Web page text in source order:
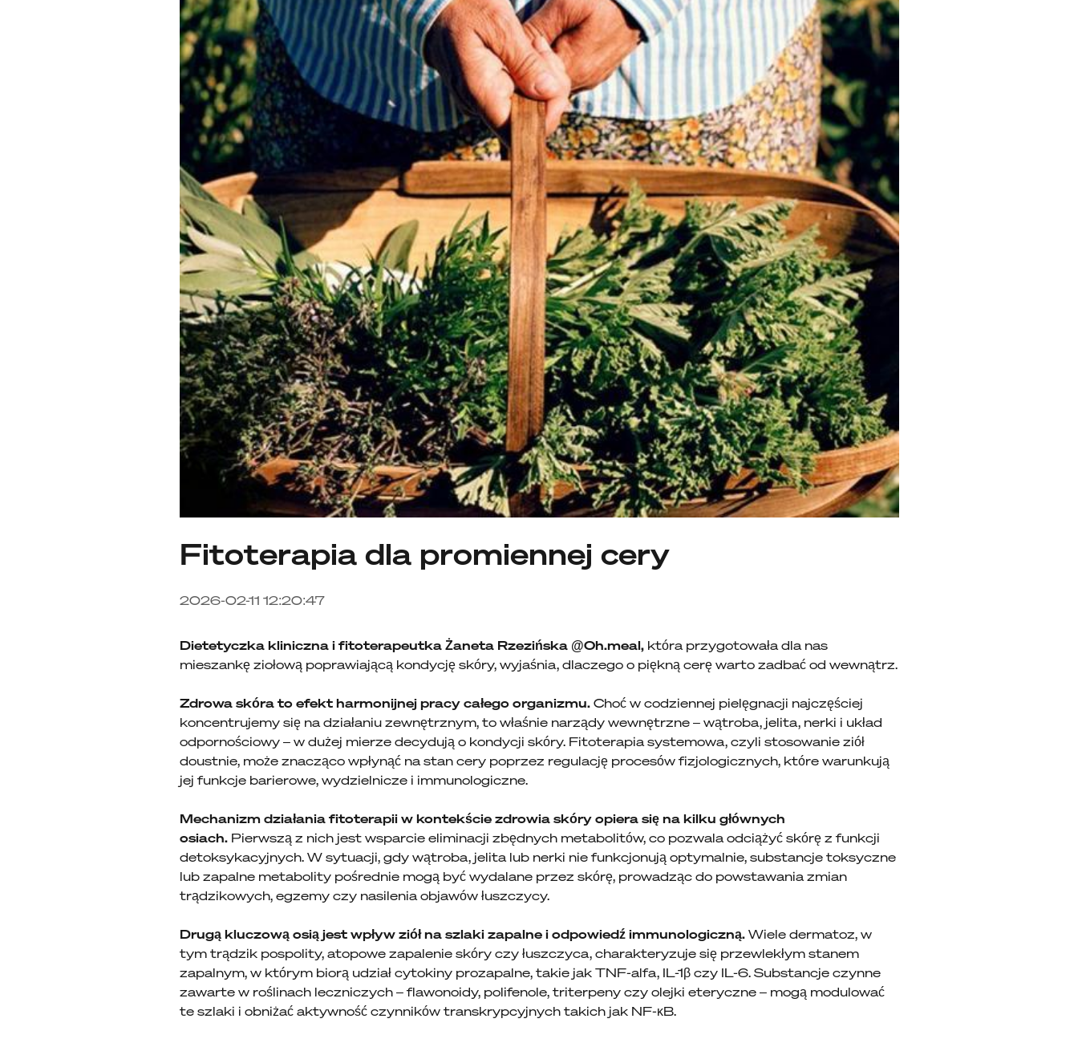
Fitoterapia dla promiennej cery
2026-02-11 12:20:47
Dietetyczka kliniczna i fitoterapeutka Żaneta Rzezińska @Oh.meal,która przygotowała dla nas
mieszankę ziołową poprawiającą kondycję skóry, wyjaśnia, dlaczego o piękną cerę warto zadbać od wewnątrz.
Zdrowa skóra to efekt harmonijnej pracy całego organizmu.Choć w codziennej pielęgnacji najczęściej
koncentrujemy się na działaniu zewnętrznym, to właśnie narządy wewnętrzne – wątroba, jelita, nerki i układ
odpornościowy – w dużej mierze decydują o kondycji skóry. Fitoterapia systemowa, czyli stosowanie ziół
doustnie, może znacząco wpłynąć na stan cery poprzez regulację procesów fizjologicznych, które warunkują
jej funkcje barierowe, wydzielnicze i immunologiczne.
Mechanizm działania fitoterapii w kontekście zdrowia skóry opiera się na kilku głównych
osiach. Pierwszą z nich jest wsparcie eliminacji zbędnych metabolitów, co pozwala odciążyć skórę z funkcji
detoksykacyjnych. W sytuacji, gdy wątroba, jelita lub nerki nie funkcjonują optymalnie, substancje toksyczne
lub zapalne metabolity pośrednie mogą być wydalane przez skórę, prowadząc do powstawania zmian
trądzikowych, egzemy czy nasilenia objawów łuszczycy.
Drugą kluczową osią jest wpływ ziół na szlaki zapalne i odpowiedź immunologiczną.Wiele dermatoz, w
tym trądzik pospolity, atopowe zapalenie skóry czy łuszczyca, charakteryzuje się przewlekłym stanem
zapalnym, w którym biorą udział cytokiny prozapalne, takie jak TNF-alfa, IL-1β czy IL-6. Substancje czynne
zawarte w roślinach leczniczych – flawonoidy, polifenole, triterpeny czy olejki eteryczne – mogą modulować
te szlaki i obniżać aktywność czynników transkrypcyjnych takich jak NF-κB.